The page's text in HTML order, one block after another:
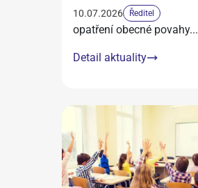
10.07.2026 Ředitel
opatření obecné povahy...
Detail aktuality